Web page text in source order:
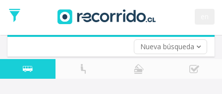
Nueva búsqueda
de
Ida
Vuelta (opcional)
Fecha
de